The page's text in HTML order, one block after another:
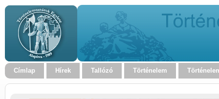
Címlap Hírek Tallózó Történelem